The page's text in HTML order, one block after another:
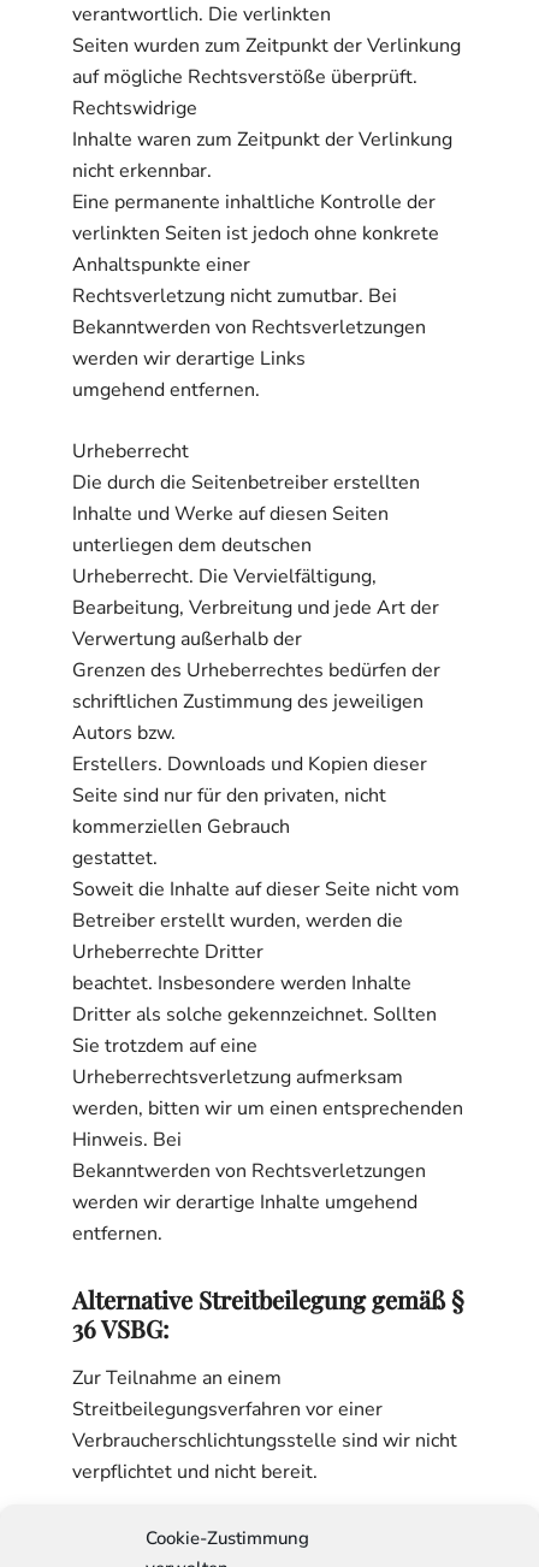
Cookie-Zustimmung
verantwortlich. Die verlinkten
Seiten wurden zum Zeitpunkt der Verlinkung
auf mögliche Rechtsverstöße überprüft.
Rechtswidrige
Inhalte waren zum Zeitpunkt der Verlinkung
nicht erkennbar.
Eine permanente inhaltliche Kontrolle der
verlinkten Seiten ist jedoch ohne konkrete
Anhaltspunkte einer
Rechtsverletzung nicht zumutbar. Bei
Bekanntwerden von Rechtsverletzungen
werden wir derartige Links
umgehend entfernen.
Urheberrecht
Die durch die Seitenbetreiber erstellten
Inhalte und Werke auf diesen Seiten
unterliegen dem deutschen
Urheberrecht. Die Vervielfältigung,
Bearbeitung, Verbreitung und jede Art der
Verwertung außerhalb der
Grenzen des Urheberrechtes bedürfen der
schriftlichen Zustimmung des jeweiligen
Autors bzw.
Erstellers. Downloads und Kopien dieser
Seite sind nur für den privaten, nicht
kommerziellen Gebrauch
gestattet.
Soweit die Inhalte auf dieser Seite nicht vom
Betreiber erstellt wurden, werden die
Urheberrechte Dritter
beachtet. Insbesondere werden Inhalte
Dritter als solche gekennzeichnet. Sollten
Sie trotzdem auf eine
Urheberrechtsverletzung aufmerksam
werden, bitten wir um einen entsprechenden
Hinweis. Bei
Bekanntwerden von Rechtsverletzungen
werden wir derartige Inhalte umgehend
entfernen.
Alternative Streitbeilegung gemäß §
36 VSBG:
Zur Teilnahme an einem
Streitbeilegungsverfahren vor einer
Verbraucherschlichtungsstelle sind wir nicht
verpflichtet und nicht bereit.